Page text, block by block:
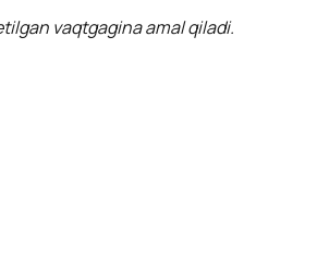
vaqtgagina amal qiladi.